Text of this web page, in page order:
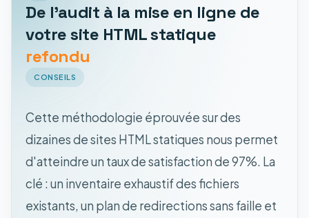
De l'audit à la mise en ligne de
votre site HTML statique
refondu
CONSEILS
Cette méthodologie éprouvée sur des
dizaines de sites HTML statiques nous permet
d'atteindre un taux de satisfaction de 97%. La
clé : un inventaire exhaustif des fichiers
existants, un plan de redirections sans faille et